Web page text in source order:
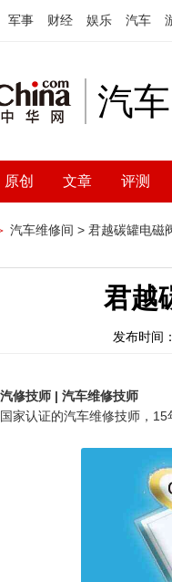
军事 财经 娱乐 汽车
汽车
原创 文章 评测
汽车维修间 > 君越碳罐电磁
君越
发布时间
汽修技师 | 汽车维修技师